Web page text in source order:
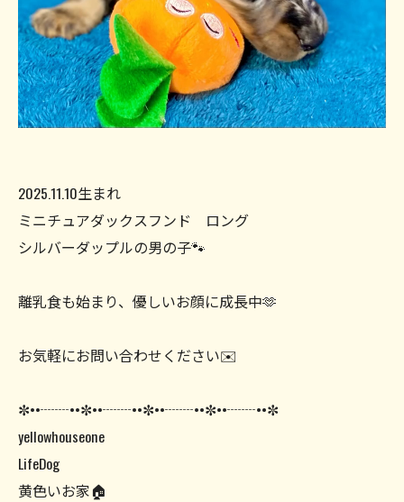
2025.11.10生まれ
ミニチュアダックスフンド ロング
シルバーダップルの男の子🐾
離乳食も始まり、優しいお顔に成長中🫶
お気軽にお問い合わせください✉️
✼••┈┈••✼••┈┈••✼••┈┈••✼••┈┈••✼
yellowhouseone
LifeDog
黄色いお家🏠